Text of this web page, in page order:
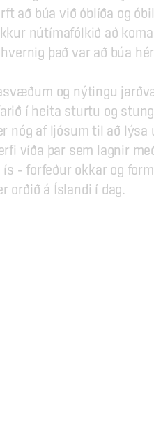
að búa við óblíða og
nútímafólkið að
það var að búa
og nýtingu
í heita sturtu og
nóg af ljósum til að
víða þar sem lagnir
– forfeður okkar og
orðið á Íslandi í dag.